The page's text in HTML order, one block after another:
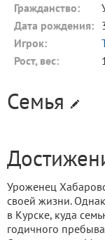
Гражданство:
Дата рождения:
Игрок:
Рост, вес:
Семья
Уроженец
своей жизни.
в Курске, куда
годичного